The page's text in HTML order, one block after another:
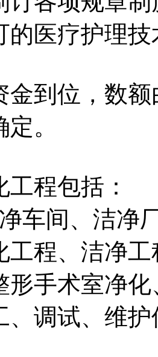
的医疗护理
金到位，数
。
程包括：
间、洁净厂
工程、洁净
形手术室净
、调试、维